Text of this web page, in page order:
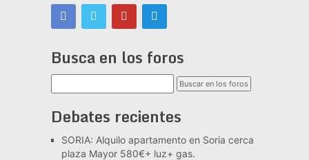
Busca en los foros
Debates recientes
SORIA: Alquilo apartamento en Soria cerca
plaza Mayor 580€+ luz+ gas.